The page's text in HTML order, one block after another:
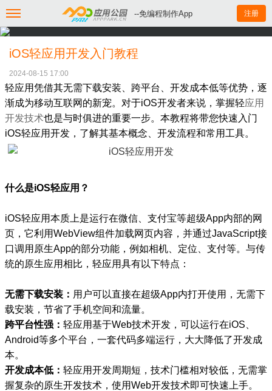
--免编程制作App 注册
iOS轻应用开发入门教程
2024-08-15 17:00
轻应用凭借其无需下载安装、跨平台、开发成本低等优势，逐
渐成为移动互联网的新宠。对于iOS开发者来说，掌握轻应用
开发技术也是与时俱进的重要一步。本教程将带您快速入门
iOS轻应用开发，了解其基本概念、开发流程和常用工具。
什么是iOS轻应用？
iOS轻应用本质上是运行在微信、支付宝等超级App内部的网
页，它利用WebView组件加载网页内容，并通过JavaScript接
口调用原生App的部分功能，例如相机、定位、支付等。与传
统的原生应用相比，轻应用具有以下特点：
无需下载安装： 用户可以直接在超级App内打开使用，无需下
载安装，节省了手机空间和流量。
跨平台性强： 轻应用基于Web技术开发，可以运行在iOS、
Android等多个平台，一套代码多端运行，大大降低了开发成
本。
开发成本低： 轻应用开发周期短，技术门槛相对较低，无需掌
握复杂的原生开发技术，使用Web开发技术即可快速上手。